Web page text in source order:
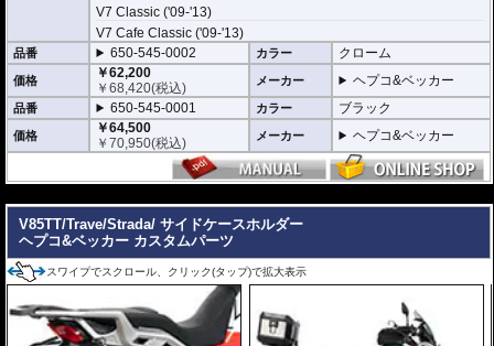
V7 Classic ('09-'13)
V7 Cafe Classic ('09-'13)
品番 650-545-0002 カラー クローム
価格
￥62,200
￥68,420(税込) メーカー ヘプコ&ベッカー
品番 650-545-0001 カラー ブラック
価格
￥64,500
￥70,950(税込) メーカー ヘプコ&ベッカー
V85TT/Trave/Strada/ サイドケースホルダー
ヘプコ&ベッカー カスタムパーツ
スワイプでスクロール、クリック(タップ)で拡大表示